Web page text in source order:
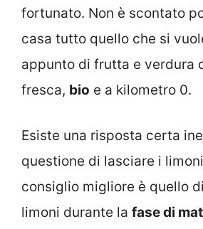
fortunato. Non è scontato
casa tutto quello che si
appunto di frutta e verdura
fresca, bio e a kilometro 0.
Esiste una risposta certa
questione di lasciare i
consiglio migliore è quello
limoni durante la fase di